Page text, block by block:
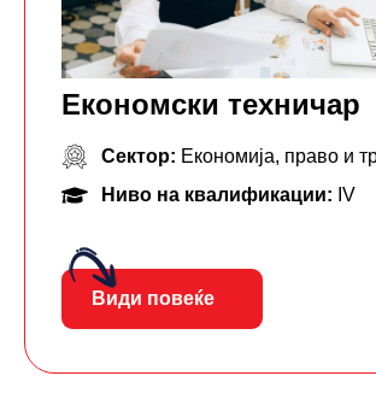
Економски техничар
Сектор: Економија, право и
Ниво на квалификации: IV
Види повеќе